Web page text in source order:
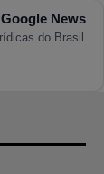
News
do Brasil